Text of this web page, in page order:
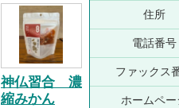
神仏習合 濃
縮みかん
住所
電話番号
ファックス
ホームペー